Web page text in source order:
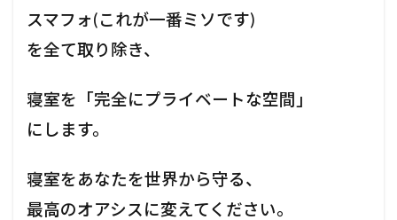
スマフォ(これが一番ミソです)
を全て取り除き、
寝室を「完全にプライベートな空間」
にします。
寝室をあなたを世界から守る、
最高のオアシスに変えてください。